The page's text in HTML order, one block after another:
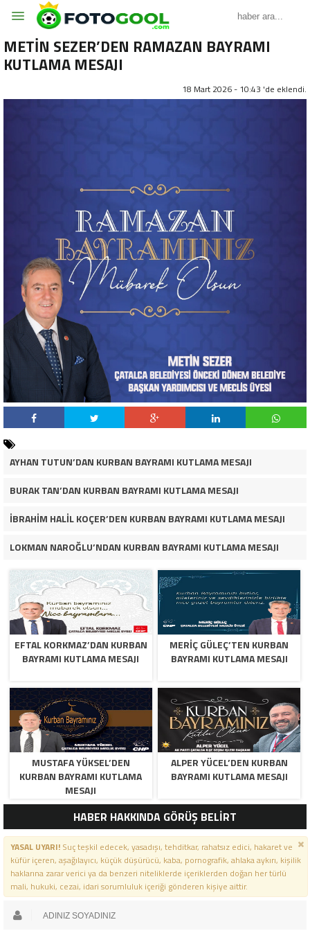
METİN SEZER’DEN RAMAZAN BAYRAMI
KUTLAMA MESAJI
18 Mart 2026 - 10:43 'de eklendi.
AYHAN TUTUN’DAN KURBAN BAYRAMI KUTLAMA MESAJI
BURAK TAN’DAN KURBAN BAYRAMI KUTLAMA MESAJI
İBRAHİM HALİL KOÇER’DEN KURBAN BAYRAMI KUTLAMA MESAJI
LOKMAN NAROĞLU’NDAN KURBAN BAYRAMI KUTLAMA MESAJI
EFTAL KORKMAZ’DAN KURBAN
BAYRAMI KUTLAMA MESAJI
MERİÇ GÜLEÇ’TEN KURBAN
BAYRAMI KUTLAMA MESAJI
MUSTAFA YÜKSEL’DEN
KURBAN BAYRAMI KUTLAMA
MESAJI
ALPER YÜCEL’DEN KURBAN
BAYRAMI KUTLAMA MESAJI
HABER HAKKINDA GÖRÜŞ BELİRT
YASAL UYARI!Suç teşkil edecek, yasadışı, tehditkar, rahatsız edici, hakaret ve
küfür içeren, aşağılayıcı, küçük düşürücü, kaba, pornografik, ahlaka aykırı, kişilik
haklarına zarar verici ya da benzeri niteliklerde içeriklerden doğan her türlü
mali, hukuki, cezai, idari sorumluluk içeriği gönderen kişiye aittir.